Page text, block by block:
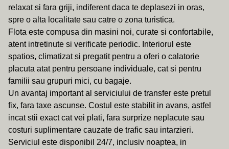
relaxat si fara griji, indiferent daca te deplasezi in oras,
spre o alta localitate sau catre o zona turistica.
Flota este compusa din masini noi, curate si confortabile,
atent intretinute si verificate periodic. Interiorul este
spatios, climatizat si pregatit pentru a oferi o calatorie
placuta atat pentru persoane individuale, cat si pentru
familii sau grupuri mici, cu bagaje.
Un avantaj important al serviciului de transfer este pretul
fix, fara taxe ascunse. Costul este stabilit in avans, astfel
incat stii exact cat vei plati, fara surprize neplacute sau
costuri suplimentare cauzate de trafic sau intarzieri.
Serviciul este disponibil 24/7, inclusiv noaptea, in